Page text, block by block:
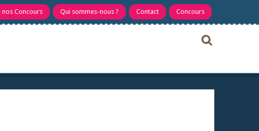
nos Concours Qui sommes-nous ? Contact Concours